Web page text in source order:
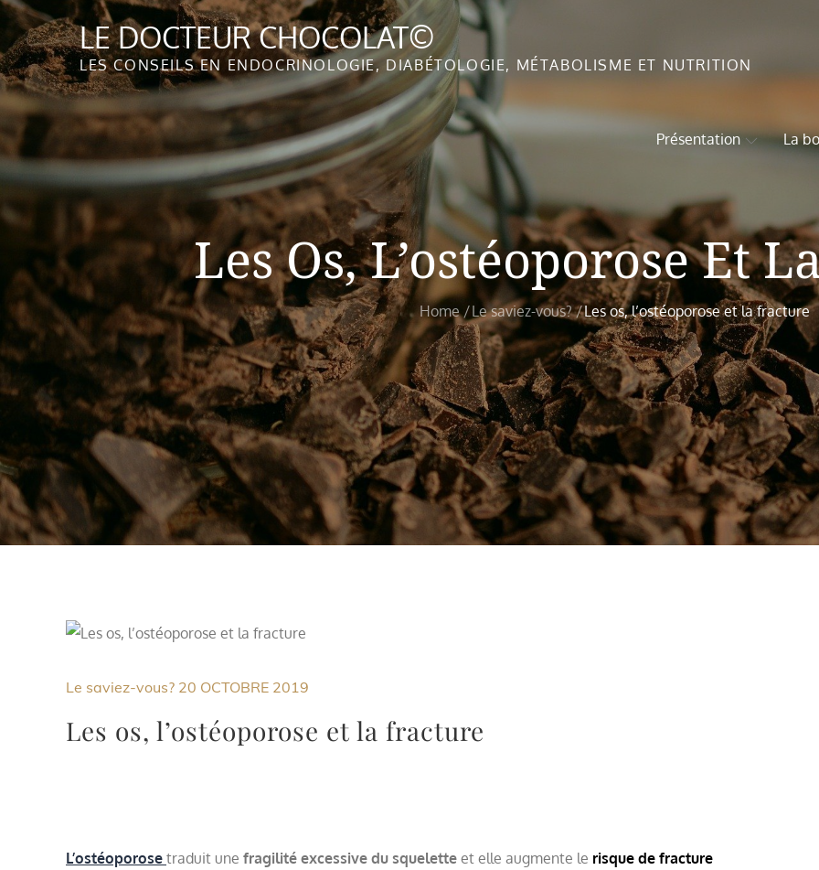
Skip
to
content
LE DOCTEUR CHOCOLAT©
LES CONSEILS EN ENDOCRINOLOGIE, DIABÉTOLOGIE, MÉTABOLISME ET NUTRITION
Présentation La
Les Os, L’ostéoporose Et
Home Le saviez-vous? Les os, l’ostéoporose et la fracture
Le saviez-vous? 20 OCTOBRE 2019
Les os, l’ostéoporose et la fracture
L’ostéoporose traduit une fragilité excessive du squelette et elle augmente le risque de fracture